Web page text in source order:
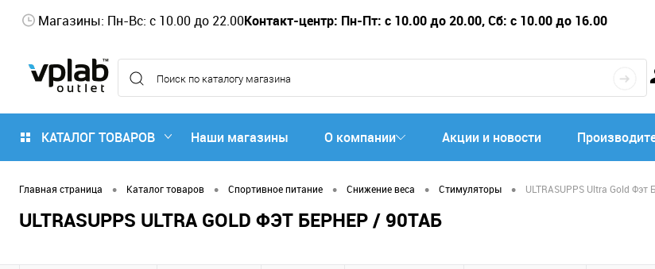
Магазины: Пн-Вс: с 10.00 до 22.00Контакт-центр: Пн-Пт: с 10.00 до 20.00, Сб: с 10.00 до 16.00
КАТАЛОГ ТОВАРОВ Наши магазины О компании Акции и новости
Главная страница • Каталог товаров • Спортивное питание • Снижение веса • Стимуляторы • ULTRASUPPS Ultra Gold Фэт
ULTRASUPPS ULTRA GOLD ФЭТ БЕРНЕР / 90ТАБ